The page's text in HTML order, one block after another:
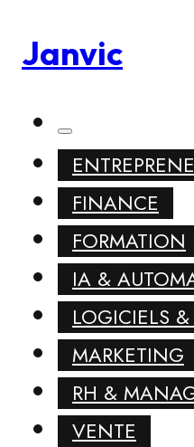
Janvic
FINANCE
FORMATION
IA &
LOGICIELS
MARKETING
RH &
VENTE